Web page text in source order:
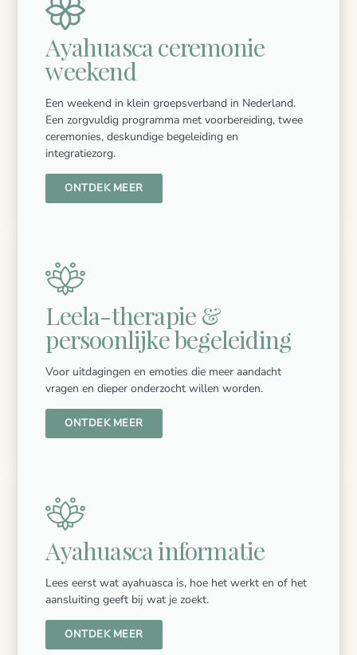
Ayahuasca ceremonie
weekend
Een weekend in klein groepsverband in Nederland.
Een zorgvuldig programma met voorbereiding, twee
ceremonies, deskundige begeleiding en
integratiezorg.
ONTDEK MEER
Leela-therapie &
persoonlijke begeleiding
Voor uitdagingen en emoties die meer aandacht
vragen en dieper onderzocht willen worden.
ONTDEK MEER
Ayahuasca informatie
Lees eerst wat ayahuasca is, hoe het werkt en of het
aansluiting geeft bij wat je zoekt.
ONTDEK MEER